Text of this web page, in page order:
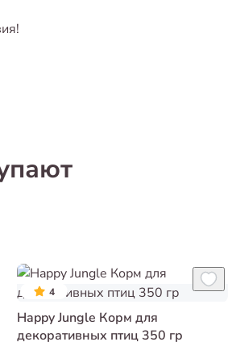
4
Happy Jungle Корм для
декоративных птиц 350 гр